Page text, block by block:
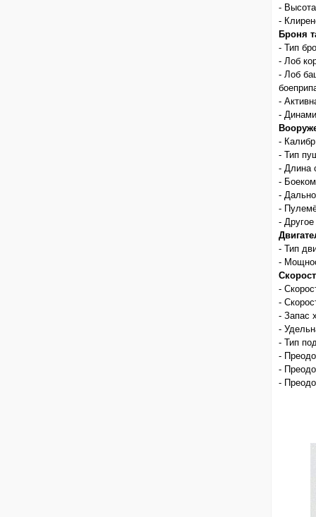
-
-
Броня
- Тип
- Лоб
- Лоб
-
-
-
- Тип
- Длина
-
-
-
-
- Тип
-
-
-
- Запас
-
- Тип
-
-
-